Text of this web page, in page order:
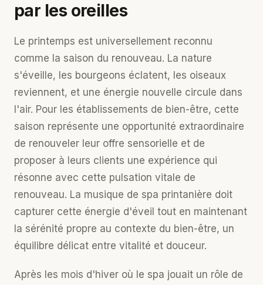
par les oreilles
Le printemps est universellement reconnu
comme la saison du renouveau. La nature
s'éveille, les bourgeons éclatent, les oiseaux
reviennent, et une énergie nouvelle circule dans
l'air. Pour les établissements de bien-être, cette
saison représente une opportunité extraordinaire
de renouveler leur offre sensorielle et de
proposer à leurs clients une expérience qui
résonne avec cette pulsation vitale de
renouveau. La musique de spa printanière doit
capturer cette énergie d'éveil tout en maintenant
la sérénité propre au contexte du bien-être, un
équilibre délicat entre vitalité et douceur.
Après les mois d'hiver où le spa jouait un rôle de